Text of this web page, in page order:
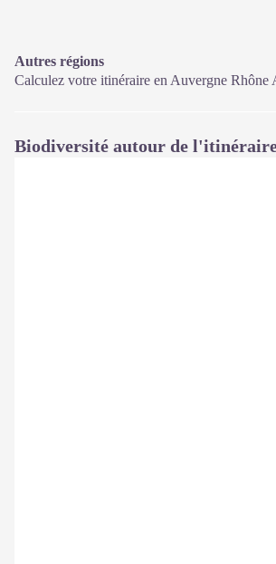
Autres régions
Calculez votre itinéraire en Auvergne Rhône
Biodiversité autour de